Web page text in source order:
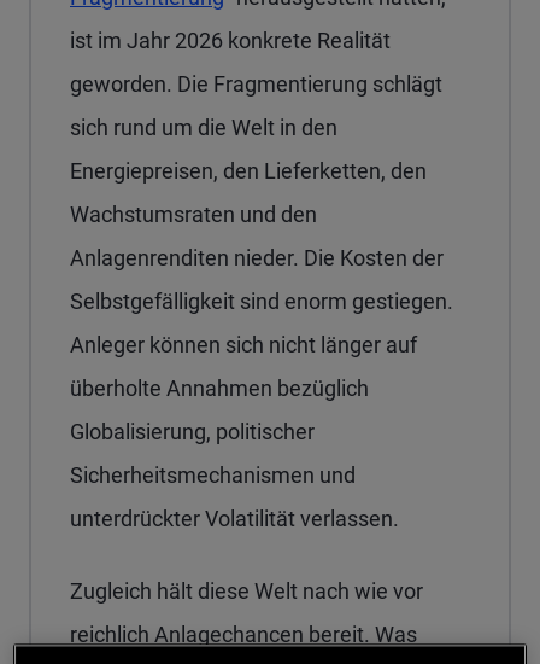
ist im Jahr 2026 konkrete Realität
geworden. Die Fragmentierung schlägt
sich rund um die Welt in den
Energiepreisen, den Lieferketten, den
Wachstumsraten und den
Anlagenrenditen nieder. Die Kosten der
Selbstgefälligkeit sind enorm gestiegen.
Anleger können sich nicht länger auf
überholte Annahmen bezüglich
Globalisierung, politischer
Sicherheitsmechanismen und
unterdrückter Volatilität verlassen.
Zugleich hält diese Welt nach wie vor
reichlich Anlagechancen bereit. Was